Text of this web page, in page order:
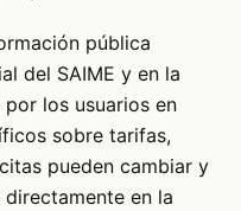
pública
del SAIME y en la
los usuarios en
sobre tarifas,
pueden cambiar y
en la